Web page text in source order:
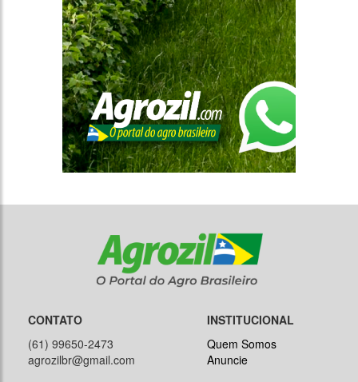
CONTATO
(61) 99650-2473
agrozilbr@gmail.com
INSTITUCIONAL
Quem Somos
Anuncie